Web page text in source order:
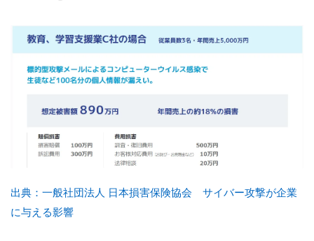
出典：一般社団法人 日本損害保険協会 サイバー攻撃が企業
に与える影響